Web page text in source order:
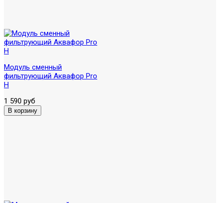
Модуль сменный
фильтрующий Аквафор Pro
H
1 590 руб